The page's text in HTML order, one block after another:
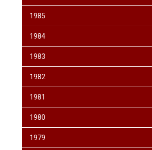
1985
1984
1983
1982
1981
1980
1979